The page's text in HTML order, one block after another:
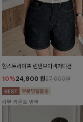
함스트라이프 린넨브이넥가디건
10%24,900 원27,600원
리뷰 카운트 영역